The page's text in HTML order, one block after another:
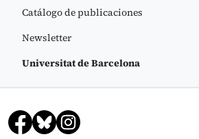
Catálogo de publicaciones
Newsletter
Universitat de Barcelona